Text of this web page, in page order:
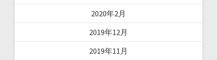
2020年2月
2019年12月
2019年11月